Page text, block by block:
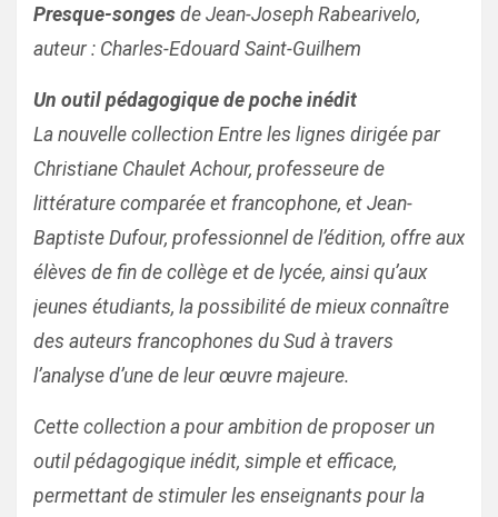
Presque-songes de Jean-Joseph Rabearivelo,
auteur : Charles-Edouard Saint-Guilhem
Un outil pédagogique de poche inédit
La nouvelle collection Entre les lignes dirigée par
Christiane Chaulet Achour, professeure de
littérature comparée et francophone, et Jean-
Baptiste Dufour, professionnel de l’édition, offre aux
élèves de fin de collège et de lycée, ainsi qu’aux
jeunes étudiants, la possibilité de mieux connaître
des auteurs francophones du Sud à travers
l’analyse d’une de leur œuvre majeure.
Cette collection a pour ambition de proposer un
outil pédagogique inédit, simple et efficace,
permettant de stimuler les enseignants pour la